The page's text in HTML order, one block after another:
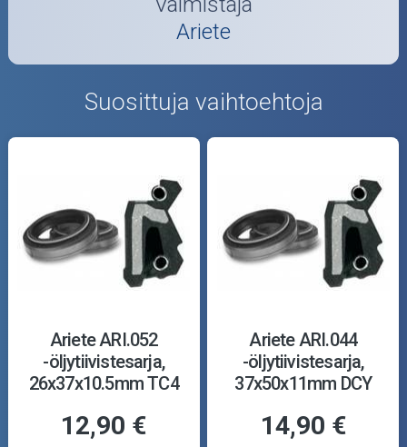
Ariete
Suosittuja vaihtoehtoja
Ariete ARI.052
-öljytiivistesarja,
26x37x10.5mm TC4
12,90 €
Ariete ARI.044
-öljytiivistesarja,
37x50x11mm DCY
14,90 €